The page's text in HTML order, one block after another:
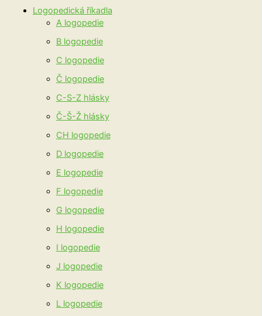
Logopedická říkadla
A logopedie
B logopedie
C logopedie
Č logopedie
C-S-Z hlásky
Č-Š-Ž hlásky
CH logopedie
D logopedie
E logopedie
F logopedie
G logopedie
H logopedie
I logopedie
J logopedie
K logopedie
L logopedie